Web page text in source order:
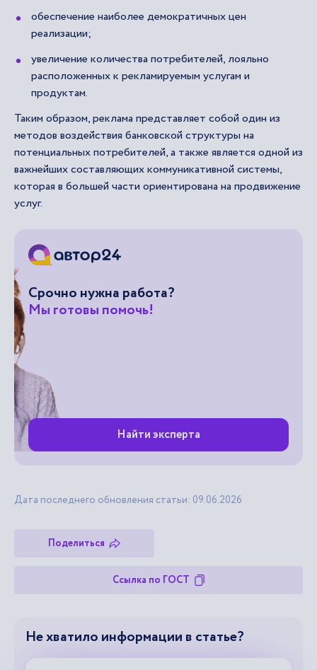
обеспечение наиболее демократичных цен
реализации;
увеличение количества потребителей, лояльно
расположенных к рекламируемым услугам и
продуктам.
Таким образом, реклама представляет собой один из
методов воздействия банковской структуры на
потенциальных потребителей, а также является одной из
важнейших составляющих коммуникативной системы,
которая в большей части ориентирована на продвижение
услуг.
Срочно нужна работа?
Мы готовы помочь!
Найти эксперта
Дата последнего обновления статьи: 09.06.2026
Поделиться
Ссылка по ГОСТ
Не хватило информации в статье?